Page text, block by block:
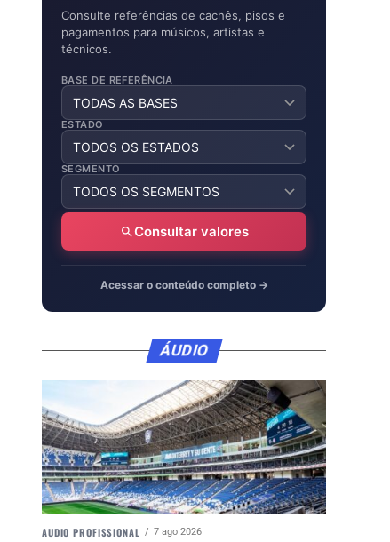
Consulte referências de cachês, pisos e
pagamentos para músicos, artistas e
técnicos.
BASE DE REFERÊNCIA
ESTADO
SEGMENTO
Consultar valores
Acessar o conteúdo completo →
ÁUDIO
AUDIO PROFISSIONAL 7 ago 2026